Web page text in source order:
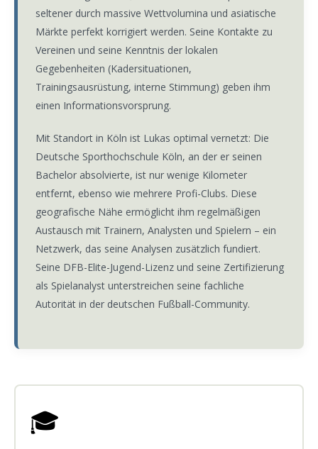
seltener durch massive Wettvolumina und asiatische
Märkte perfekt korrigiert werden. Seine Kontakte zu
Vereinen und seine Kenntnis der lokalen
Gegebenheiten (Kadersituationen,
Trainingsausrüstung, interne Stimmung) geben ihm
einen Informationsvorsprung.
Mit Standort in Köln ist Lukas optimal vernetzt: Die
Deutsche Sporthochschule Köln, an der er seinen
Bachelor absolvierte, ist nur wenige Kilometer
entfernt, ebenso wie mehrere Profi-Clubs. Diese
geografische Nähe ermöglicht ihm regelmäßigen
Austausch mit Trainern, Analysten und Spielern – ein
Netzwerk, das seine Analysen zusätzlich fundiert.
Seine DFB-Elite-Jugend-Lizenz und seine Zertifizierung
als Spielanalyst unterstreichen seine fachliche
Autorität in der deutschen Fußball-Community.
🎓